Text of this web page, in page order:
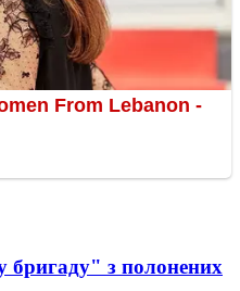
бригаду" з полонених